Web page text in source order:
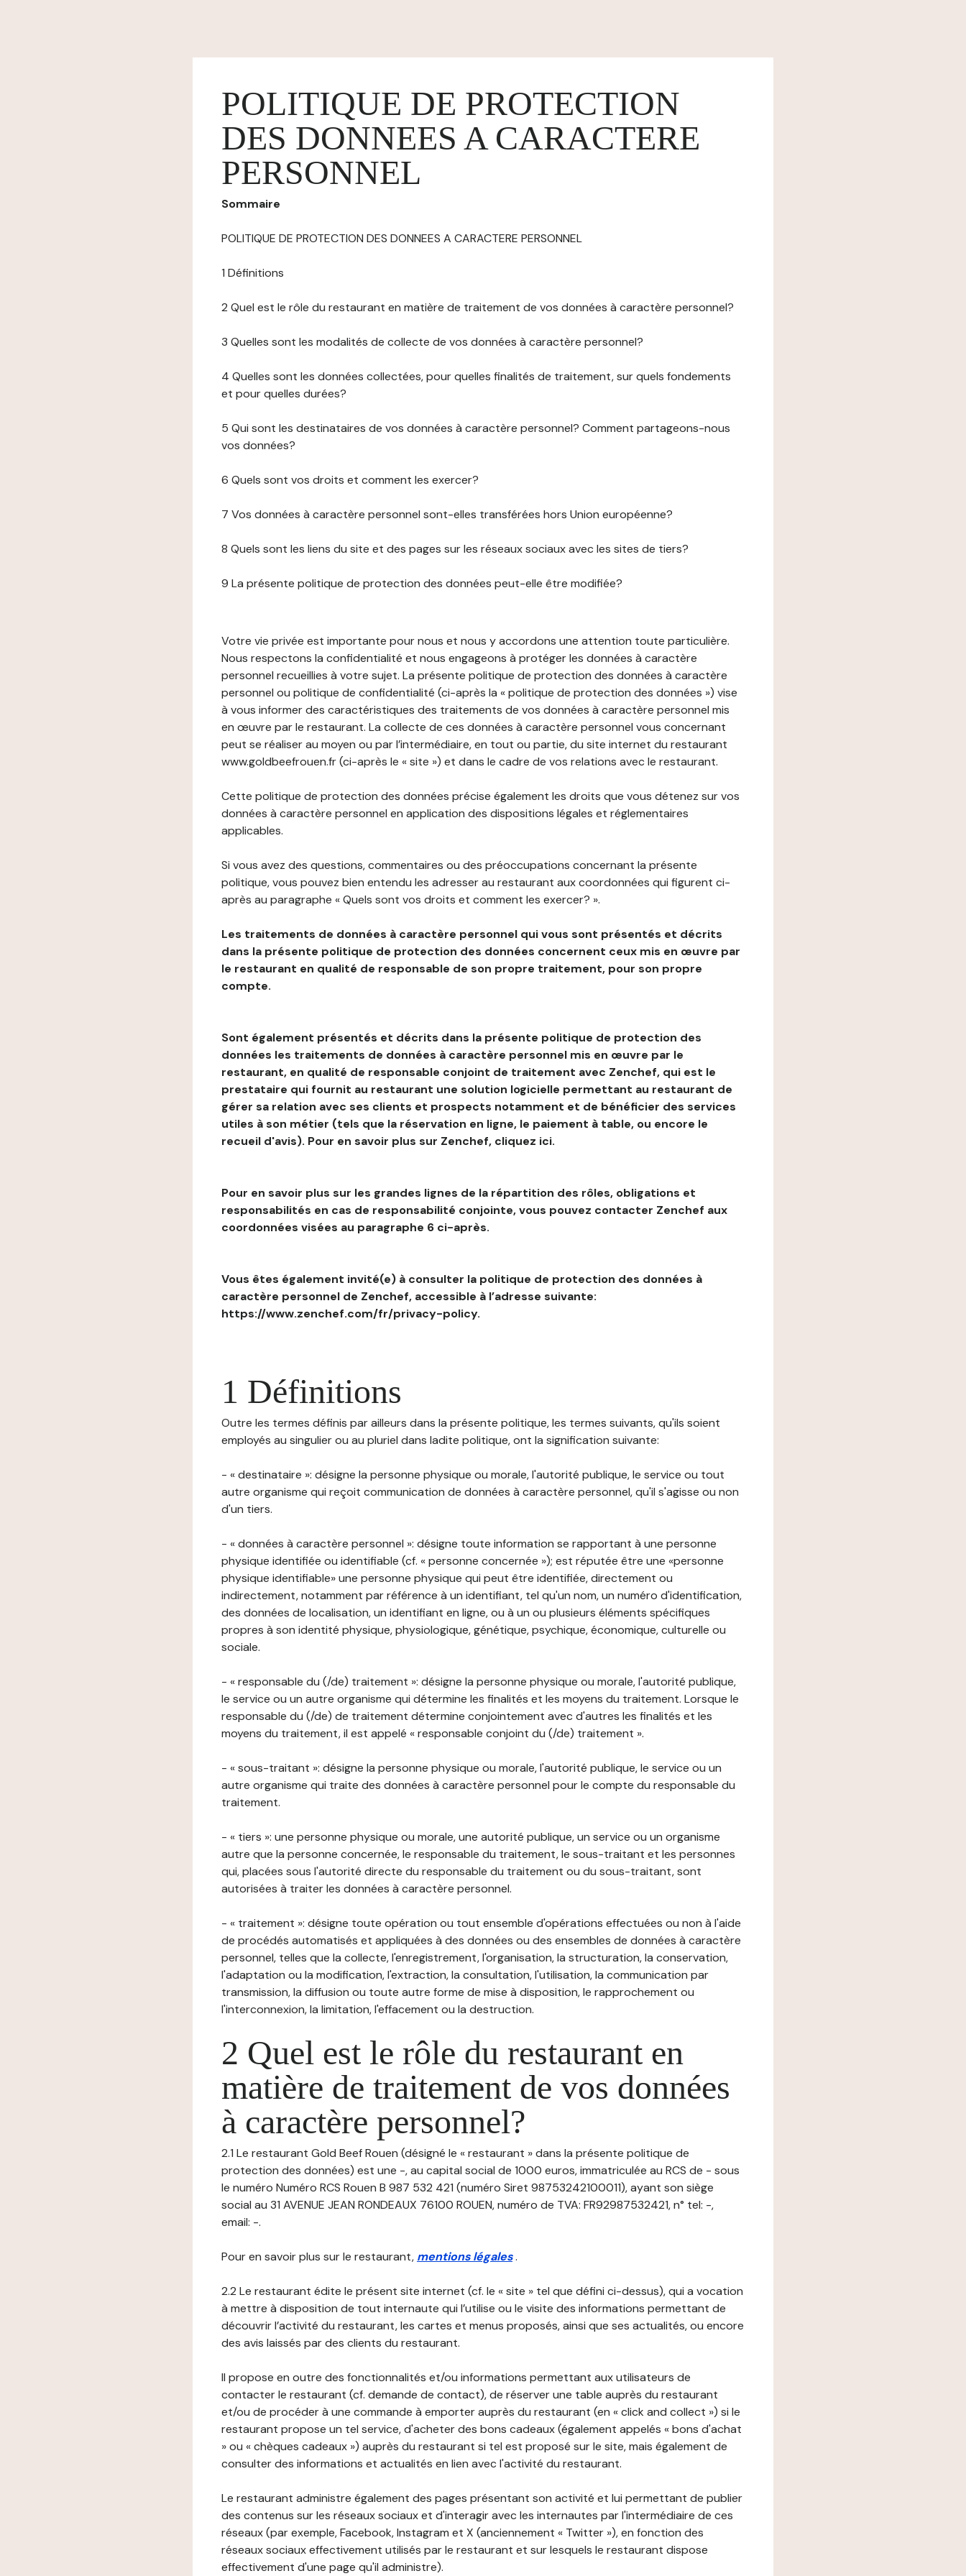
POLITIQUE DE PROTECTION
DES DONNEES A CARACTERE
PERSONNEL
Sommaire
POLITIQUE DE PROTECTION DES DONNEES A CARACTERE PERSONNEL
1 Définitions
2 Quel est le rôle du restaurant en matière de traitement de vos données à caractère personnel?
3 Quelles sont les modalités de collecte de vos données à caractère personnel?
4 Quelles sont les données collectées, pour quelles finalités de traitement, sur quels fondements
et pour quelles durées?
5 Qui sont les destinataires de vos données à caractère personnel? Comment partageons-nous
vos données?
6 Quels sont vos droits et comment les exercer?
7 Vos données à caractère personnel sont-elles transférées hors Union européenne?
8 Quels sont les liens du site et des pages sur les réseaux sociaux avec les sites de tiers?
9 La présente politique de protection des données peut-elle être modifiée?
Votre vie privée est importante pour nous et nous y accordons une attention toute particulière.
Nous respectons la confidentialité et nous engageons à protéger les données à caractère
personnel recueillies à votre sujet. La présente politique de protection des données à caractère
personnel ou politique de confidentialité (ci-après la « politique de protection des données ») vise
à vous informer des caractéristiques des traitements de vos données à caractère personnel mis
en œuvre par le restaurant. La collecte de ces données à caractère personnel vous concernant
peut se réaliser au moyen ou par l’intermédiaire, en tout ou partie, du site internet du restaurant
www.goldbeefrouen.fr (ci-après le « site ») et dans le cadre de vos relations avec le restaurant.
Cette politique de protection des données précise également les droits que vous détenez sur vos
données à caractère personnel en application des dispositions légales et réglementaires
applicables.
Si vous avez des questions, commentaires ou des préoccupations concernant la présente
politique, vous pouvez bien entendu les adresser au restaurant aux coordonnées qui figurent ci-
après au paragraphe « Quels sont vos droits et comment les exercer? ».
Les traitements de données à caractère personnel qui vous sont présentés et décrits
dans la présente politique de protection des données concernent ceux mis en œuvre par
le restaurant en qualité de responsable de son propre traitement, pour son propre
compte.
Sont également présentés et décrits dans la présente politique de protection des
données les traitements de données à caractère personnel mis en œuvre par le
restaurant, en qualité de responsable conjoint de traitement avec Zenchef, qui est le
prestataire qui fournit au restaurant une solution logicielle permettant au restaurant de
gérer sa relation avec ses clients et prospects notamment et de bénéficier des services
utiles à son métier (tels que la réservation en ligne, le paiement à table, ou encore le
recueil d'avis). Pour en savoir plus sur Zenchef, cliquez ici.
Pour en savoir plus sur les grandes lignes de la répartition des rôles, obligations et
responsabilités en cas de responsabilité conjointe, vous pouvez contacter Zenchef aux
coordonnées visées au paragraphe 6 ci-après.
Vous êtes également invité(e) à consulter la politique de protection des données à
caractère personnel de Zenchef, accessible à l’adresse suivante:
https://www.zenchef.com/fr/privacy-policy.
1 Définitions
Outre les termes définis par ailleurs dans la présente politique, les termes suivants, qu'ils soient
employés au singulier ou au pluriel dans ladite politique, ont la signification suivante:
- « destinataire »: désigne la personne physique ou morale, l'autorité publique, le service ou tout
autre organisme qui reçoit communication de données à caractère personnel, qu'il s'agisse ou non
d'un tiers.
- « données à caractère personnel »: désigne toute information se rapportant à une personne
physique identifiée ou identifiable (cf. « personne concernée »); est réputée être une «personne
physique identifiable» une personne physique qui peut être identifiée, directement ou
indirectement, notamment par référence à un identifiant, tel qu'un nom, un numéro d'identification,
des données de localisation, un identifiant en ligne, ou à un ou plusieurs éléments spécifiques
propres à son identité physique, physiologique, génétique, psychique, économique, culturelle ou
sociale.
- « responsable du (/de) traitement »: désigne la personne physique ou morale, l'autorité publique,
le service ou un autre organisme qui détermine les finalités et les moyens du traitement. Lorsque le
responsable du (/de) de traitement détermine conjointement avec d'autres les finalités et les
moyens du traitement, il est appelé « responsable conjoint du (/de) traitement ».
- « sous-traitant »: désigne la personne physique ou morale, l'autorité publique, le service ou un
autre organisme qui traite des données à caractère personnel pour le compte du responsable du
traitement.
- « tiers »: une personne physique ou morale, une autorité publique, un service ou un organisme
autre que la personne concernée, le responsable du traitement, le sous-traitant et les personnes
qui, placées sous l'autorité directe du responsable du traitement ou du sous-traitant, sont
autorisées à traiter les données à caractère personnel.
- « traitement »: désigne toute opération ou tout ensemble d'opérations effectuées ou non à l'aide
de procédés automatisés et appliquées à des données ou des ensembles de données à caractère
personnel, telles que la collecte, l'enregistrement, l'organisation, la structuration, la conservation,
l'adaptation ou la modification, l'extraction, la consultation, l'utilisation, la communication par
transmission, la diffusion ou toute autre forme de mise à disposition, le rapprochement ou
l'interconnexion, la limitation, l'effacement ou la destruction.
2 Quel est le rôle du restaurant en
matière de traitement de vos données
à caractère personnel?
2.1 Le restaurant Gold Beef Rouen (désigné le « restaurant » dans la présente politique de
protection des données) est une -, au capital social de 1000 euros, immatriculée au RCS de - sous
le numéro Numéro RCS Rouen B 987 532 421 (numéro Siret 98753242100011), ayant son siège
social au 31 AVENUE JEAN RONDEAUX 76100 ROUEN, numéro de TVA: FR92987532421, n° tel: -,
email: -.
Pour en savoir plus sur le restaurant, mentions légales.
2.2 Le restaurant édite le présent site internet (cf. le « site » tel que défini ci-dessus), qui a vocation
à mettre à disposition de tout internaute qui l’utilise ou le visite des informations permettant de
découvrir l’activité du restaurant, les cartes et menus proposés, ainsi que ses actualités, ou encore
des avis laissés par des clients du restaurant.
Il propose en outre des fonctionnalités et/ou informations permettant aux utilisateurs de
contacter le restaurant (cf. demande de contact), de réserver une table auprès du restaurant
et/ou de procéder à une commande à emporter auprès du restaurant (en « click and collect ») si le
restaurant propose un tel service, d'acheter des bons cadeaux (également appelés « bons d'achat
» ou « chèques cadeaux ») auprès du restaurant si tel est proposé sur le site, mais également de
consulter des informations et actualités en lien avec l'activité du restaurant.
Le restaurant administre également des pages présentant son activité et lui permettant de publier
des contenus sur les réseaux sociaux et d'interagir avec les internautes par l'intermédiaire de ces
réseaux (par exemple, Facebook, Instagram et X (anciennement « Twitter »), en fonction des
réseaux sociaux effectivement utilisés par le restaurant et sur lesquels le restaurant dispose
effectivement d'une page qu'il administre).